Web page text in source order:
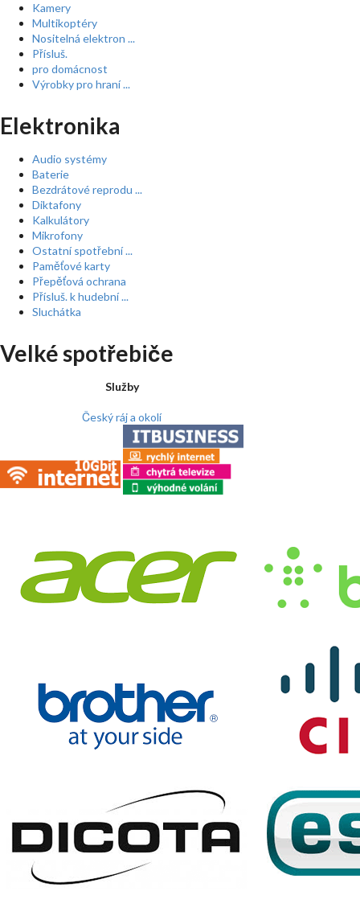
Kamery
Multikoptéry
Nositelná elektron ...
Přísluš.
pro domácnost
Výrobky pro hraní ...
Elektronika
Audio systémy
Baterie
Bezdrátové reprodu ...
Diktafony
Kalkulátory
Mikrofony
Ostatní spotřební ...
Paměťové karty
Přepěťová ochrana
Přísluš. k hudební ...
Sluchátka
Velké spotřebiče
Služby
Český ráj a okolí